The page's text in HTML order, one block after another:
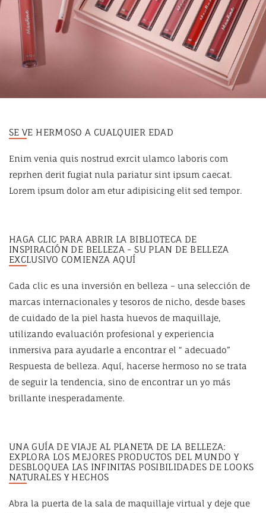
SE VE HERMOSO A CUALQUIER EDAD
Enim venia quis nostrud exrcit ulamco laboris com
reprhen derit fugiat nula pariatur sint ipsum caecat.
Lorem ipsum dolor am etur adipisicing elit sed tempor.
HAGA CLIC PARA ABRIR LA BIBLIOTECA DE
INSPIRACIÓN DE BELLEZA - SU PLAN DE BELLEZA
EXCLUSIVO COMIENZA AQUÍ
Cada clic es una inversión en belleza – una selección de
marcas internacionales y tesoros de nicho, desde bases
de cuidado de la piel hasta huevos de maquillaje,
utilizando evaluación profesional y experiencia
inmersiva para ayudarle a encontrar el “ adecuado”
Respuesta de belleza. Aquí, hacerse hermoso no se trata
de seguir la tendencia, sino de encontrar un yo más
brillante inesperadamente.
UNA GUÍA DE VIAJE AL PLANETA DE LA BELLEZA:
EXPLORA LOS MEJORES PRODUCTOS DEL MUNDO Y
DESBLOQUEA LAS INFINITAS POSIBILIDADES DE LOOKS
NATURALES Y HECHOS
Abra la puerta de la sala de maquillaje virtual y deje que